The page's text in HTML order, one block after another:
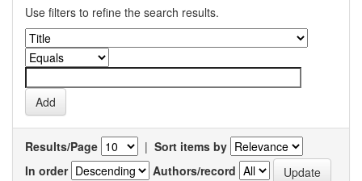
Use filters to refine the search results.
Results/Page | Sort items by
In order
Authors/record